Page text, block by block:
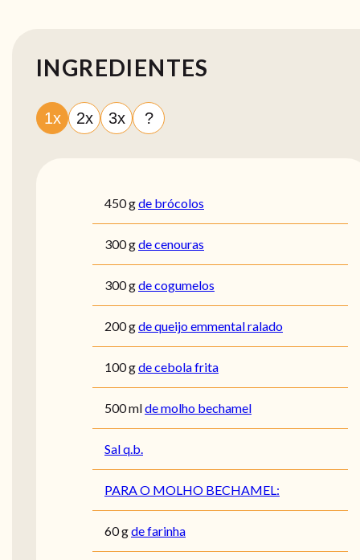
INGREDIENTES
1x 2x 3x ?
450gde brócolos
300gde cenouras
300gde cogumelos
200gde queijo emmental ralado
100gde cebola frita
500mlde molho bechamel
Sal q.b.
PARA O MOLHO BECHAMEL:
60gde farinha